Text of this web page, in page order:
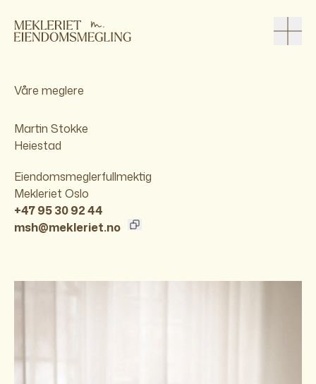
Våre meglere
Martin Stokke
Heiestad
Eiendomsmeglerfullmektig
Mekleriet Oslo
+47 95 30 92 44
msh@mekleriet.no